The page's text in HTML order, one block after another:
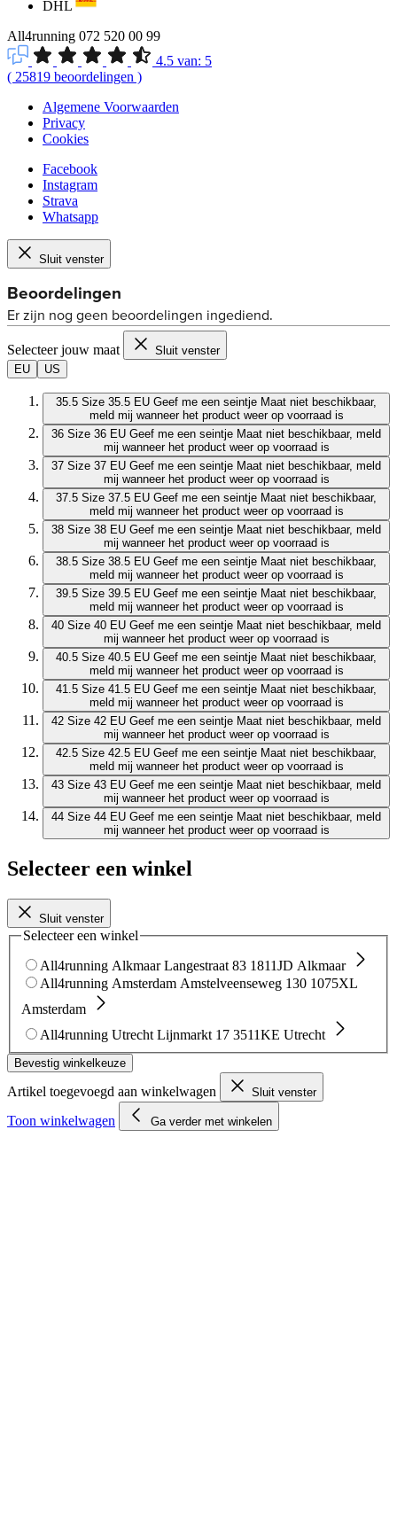
DHL
All4running 072 520 00 99
4.5 van: 5
( 25819 beoordelingen )
Algemene Voorwaarden
Privacy
Cookies
Facebook
Instagram
Strava
Whatsapp
Sluit venster
Selecteer jouw maat
Sluit venster
EU
US
35.5 Size 35.5 EU Geef me een seintje Maat niet beschikbaar,
meld mij wanneer het product weer op voorraad is
36 Size 36 EU Geef me een seintje Maat niet beschikbaar, meld
mij wanneer het product weer op voorraad is
37 Size 37 EU Geef me een seintje Maat niet beschikbaar, meld
mij wanneer het product weer op voorraad is
37.5 Size 37.5 EU Geef me een seintje Maat niet beschikbaar,
meld mij wanneer het product weer op voorraad is
38 Size 38 EU Geef me een seintje Maat niet beschikbaar, meld
mij wanneer het product weer op voorraad is
38.5 Size 38.5 EU Geef me een seintje Maat niet beschikbaar,
meld mij wanneer het product weer op voorraad is
39.5 Size 39.5 EU Geef me een seintje Maat niet beschikbaar,
meld mij wanneer het product weer op voorraad is
40 Size 40 EU Geef me een seintje Maat niet beschikbaar, meld
mij wanneer het product weer op voorraad is
40.5 Size 40.5 EU Geef me een seintje Maat niet beschikbaar,
meld mij wanneer het product weer op voorraad is
41.5 Size 41.5 EU Geef me een seintje Maat niet beschikbaar,
meld mij wanneer het product weer op voorraad is
42 Size 42 EU Geef me een seintje Maat niet beschikbaar, meld
mij wanneer het product weer op voorraad is
42.5 Size 42.5 EU Geef me een seintje Maat niet beschikbaar,
meld mij wanneer het product weer op voorraad is
43 Size 43 EU Geef me een seintje Maat niet beschikbaar, meld
mij wanneer het product weer op voorraad is
44 Size 44 EU Geef me een seintje Maat niet beschikbaar, meld
mij wanneer het product weer op voorraad is
Selecteer een winkel
Sluit venster
Selecteer een winkel
All4running Alkmaar Langestraat 83 1811JD Alkmaar
All4running Amsterdam Amstelveenseweg 130 1075XL
Amsterdam
All4running Utrecht Lijnmarkt 17 3511KE Utrecht
Bevestig winkelkeuze
Artikel toegevoegd aan winkelwagen Sluit venster
Toon winkelwagen Ga verder met winkelen